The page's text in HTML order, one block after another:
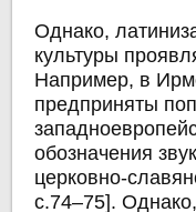
Однако,
культуры
Например, в
предприняты
обозначения
церковно-
с.74–75].